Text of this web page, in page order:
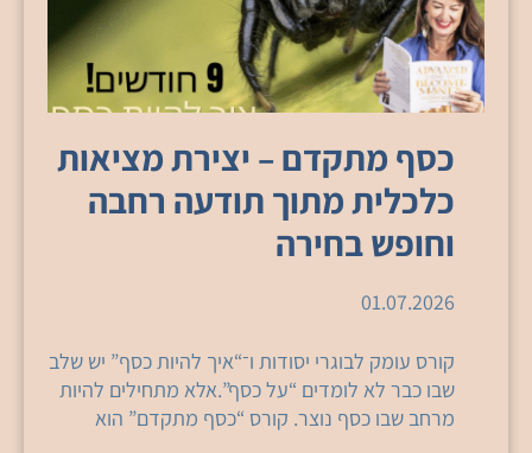
כסף מתקדם – יצירת מציאות
כלכלית מתוך תודעה רחבה
וחופש בחירה
01.07.2026
קורס עומק לבוגרי יסודות ו־“איך להיות כסף” יש שלב
שבו כבר לא לומדים “על כסף”.אלא מתחילים להיות
מרחב שבו כסף נוצר. קורס “כסף מתקדם” הוא